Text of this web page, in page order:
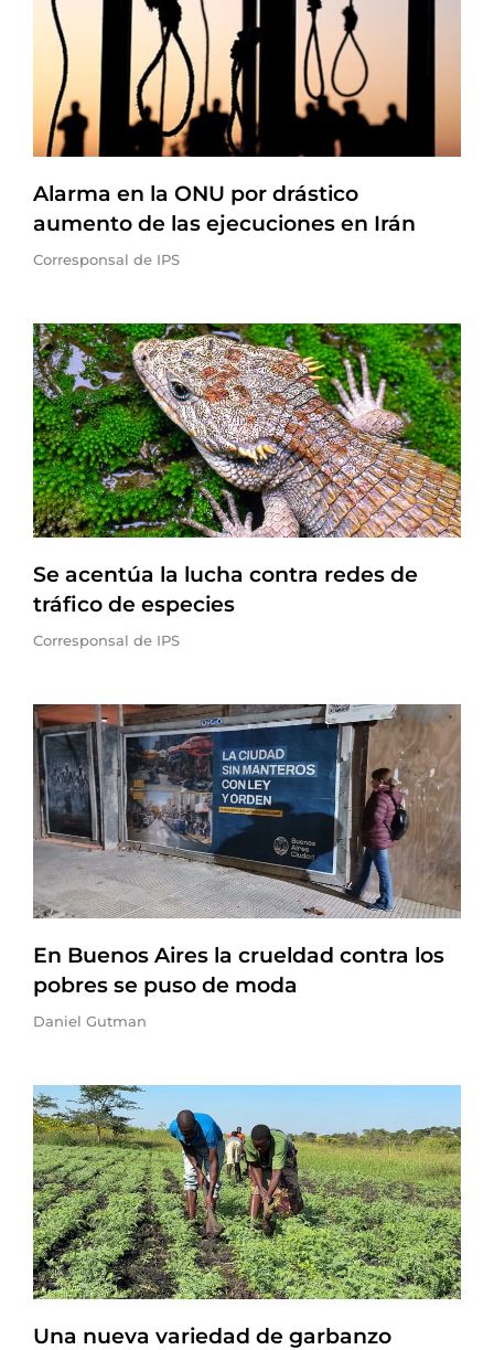
Alarma en la ONU por drástico
aumento de las ejecuciones en Irán
Corresponsal de IPS
Se acentúa la lucha contra redes de
tráfico de especies
Corresponsal de IPS
En Buenos Aires la crueldad contra los
pobres se puso de moda
Daniel Gutman
Una nueva variedad de garbanzo